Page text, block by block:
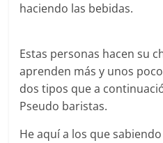
haciendo las bebidas.
Estas personas hacen su
aprenden más y unos
dos tipos que a
Pseudo baristas.
He aquí a los que